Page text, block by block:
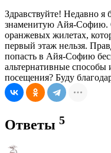
Здравствуйте! Недавно я
знаменитую Айя-Софию.
оранжевых жилетах,
первый этаж нельзя.
попасть в Айя-Софию
альтернативные способы
посещения? Буду
Ответы 5